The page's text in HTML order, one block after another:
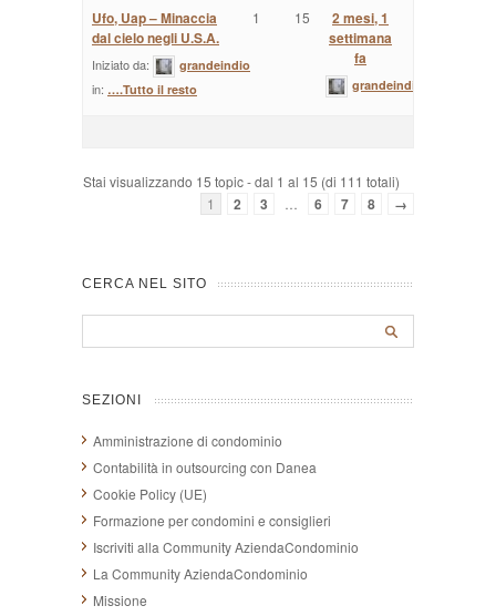
Ufo, Uap – Minaccia
dal cielo negli U.S.A.
Iniziato da: grandeindio
in: ….Tutto il resto
1 15
2 mesi, 1
settimana
fa
grandeindio
Stai visualizzando 15 topic - dal 1 al 15 (di 111 totali)
1
2 3 … 6 7 8 →
CERCA NEL SITO
SEZIONI
Amministrazione di condominio
Contabilità in outsourcing con Danea
Cookie Policy (UE)
Formazione per condomini e consiglieri
Iscriviti alla Community AziendaCondominio
La Community AziendaCondominio
Missione